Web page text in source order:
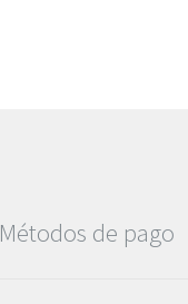
Métodos de pago